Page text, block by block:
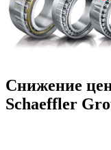
Снижение
Schaeffler